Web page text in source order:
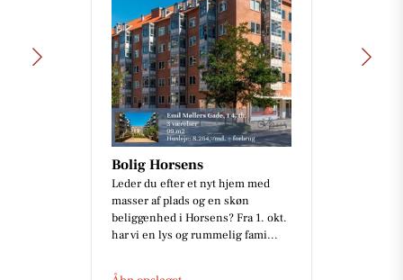
Bolig Horsens
Leder du efter et nyt hjem med
masser af plads og en skøn
beliggenhed i Horsens? Fra 1. okt.
har vi en lys og rummelig fami...